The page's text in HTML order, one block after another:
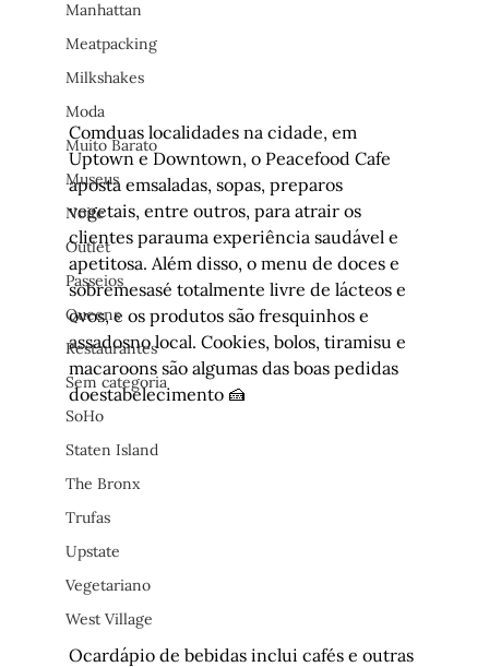
Manhattan
Meatpacking
Milkshakes
Moda
Muito Barato
Museus
Noite
Outlet
Passeios
Queens
Restaurantes
Sem categoria
SoHo
Staten Island
The Bronx
Trufas
Upstate
Vegetariano
West Village
Comduas localidades na cidade, em
Uptown e Downtown, o Peacefood Cafe
aposta emsaladas, sopas, preparos
vegetais, entre outros, para atrair os
clientes parauma experiência saudável e
apetitosa. Além disso, o menu de doces e
sobremesasé totalmente livre de lácteos e
ovos, e os produtos são fresquinhos e
assadosno local. Cookies, bolos, tiramisu e
macaroons são algumas das boas pedidas
doestabelecimento 🍰
Ocardápio de bebidas inclui cafés e outras